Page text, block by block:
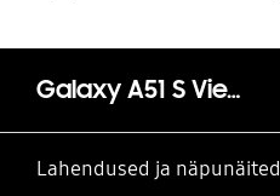
Galaxy A51 S View Wallet ümbris
Lahendused ja näpunäited